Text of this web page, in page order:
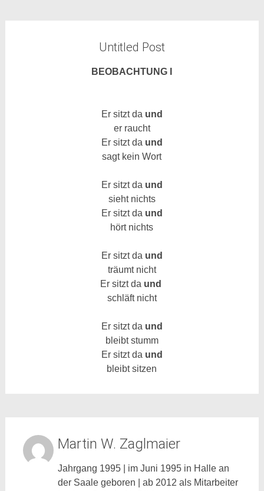
Untitled Post
BEOBACHTUNG I
Er sitzt da und
er raucht
Er sitzt da und
sagt kein Wort
Er sitzt da und
sieht nichts
Er sitzt da und
hört nichts
Er sitzt da und
träumt nicht
Er sitzt da und
schläft nicht
Er sitzt da und
bleibt stumm
Er sitzt da und
bleibt sitzen
Martin W. Zaglmaier
Jahrgang 1995 | im Juni 1995 in Halle an
der Saale geboren | ab 2012 als Mitarbeiter